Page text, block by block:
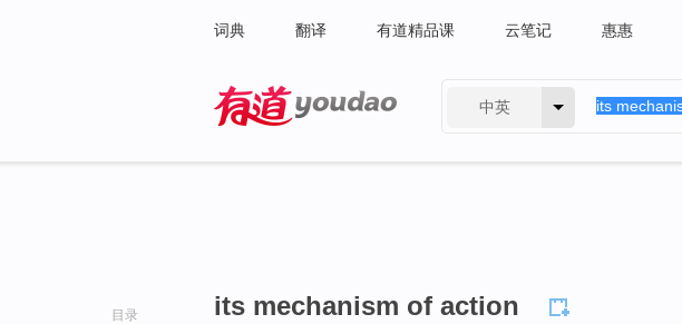
词典 翻译 有道精品课 云笔记 惠惠
中英
目录 its mechanism of action